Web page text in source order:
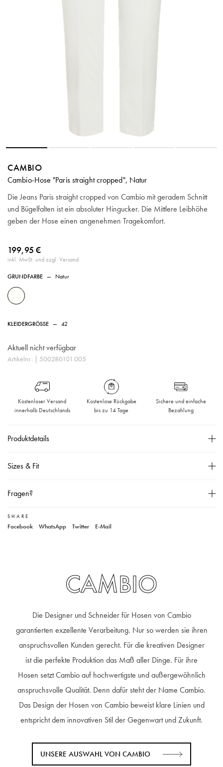
CAMBIO
Cambio-Hose "Paris straight cropped", Natur
Die Jeans Paris straight cropped von Cambio mit geradem Schnitt
und Bügelfalten ist ein absoluter Hingucker. Die Mittlere Leibhöhe
geben der Hose einen angenehmen Tragekomfort.
199,95 €
inkl. MwSt. und zzgl. Versand
GRUNDFARBE — Natur
KLEIDERGRÖSSE — 42
Aktuell nicht verfügbar
Artikelnr.: | 500280101.005
Kostenloser Versand
innerhalb Deutschlands
Kostenlose Rückgabe
bis zu 14 Tage
Sichere und einfache
Bezahlung
Produktdetails
Knopf- und Reißverschluss,
Bügelfalten,
Zwei Gesäßtaschen,
Sizes & Fit
Fragen?
Unser Kundenservice
SHARE
Facebook WhatsApp Twitter E-Mail
CAMBIO
Die Designer und Schneider für Hosen von Cambio
garantierten exzellente Verarbeitung. Nur so werden sie ihren
anspruchsvollen Kunden gerecht. Für die kreativen Designer
ist die perfekte Produktion das Maß aller Dinge. Für ihre
Hosen setzt Cambio auf hochwertigste und außergewöhnlich
anspruchsvolle Qualität. Denn dafür steht der Name Cambio.
Das Design der Hosen von Cambio beweist klare Linien und
entspricht dem innovativen Stil der Gegenwart und Zukunft.
UNSERE AUSWAHL VON CAMBIO